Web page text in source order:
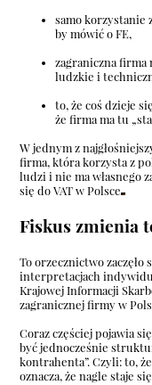
samo korzystanie
by mówić o FE,
zagraniczna firma
ludzkie i
to, że coś dzieje
że firma ma tu
W jednym z
firma, która korzysta z
ludzi i nie ma własnego
się do VAT w Polsce
Fiskus zmienia
To orzecznictwo zaczęło
interpretacjach
Krajowej Informacji
zagranicznej firmy w
Coraz częściej pojawia
być jednocześnie
kontrahenta”. Czyli: to,
oznacza, że nagle staje